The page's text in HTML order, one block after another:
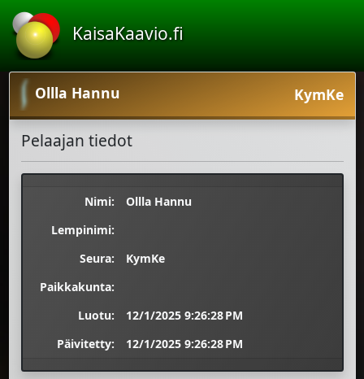
KaisaKaavio.fi
Ollla Hannu KymKe
Pelaajan tiedot
Nimi:
Ollla Hannu
Lempinimi:
Seura:
KymKe
Paikkakunta:
Luotu:
12/1/2025 9:26:28 PM
Päivitetty:
12/1/2025 9:26:28 PM